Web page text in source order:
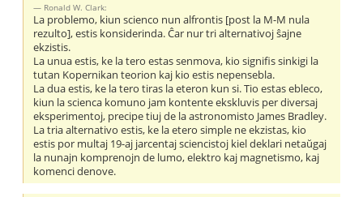
Ronald W. Clark:
La problemo, kiun scienco nun alfrontis [post la M-M nula
rezulto], estis konsiderinda. Ĉar nur tri alternativoj ŝajne
ekzistis.
La unua estis, ke la tero estas senmova, kio signifis sinkigi la
tutan Kopernikan teorion kaj kio estis nepensebla.
La dua estis, ke la tero tiras la eteron kun si. Tio estas ebleco,
kiun la scienca komuno jam kontente ekskluvis per diversaj
eksperimentoj, precipe tiuj de la astronomisto James Bradley.
La tria alternativo estis, ke la etero simple ne ekzistas, kio
estis por multaj 19-aj jarcentaj sciencistoj kiel deklari netaŭgaj
la nunajn komprenojn de lumo, elektro kaj magnetismo, kaj
komenci denove.